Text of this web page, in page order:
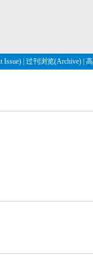
Issue)| 过刊浏览(Archive)|